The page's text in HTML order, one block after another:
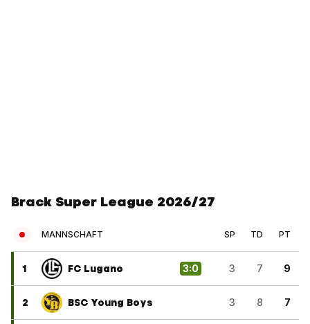
Brack Super League 2026/27
MANNSCHAFT SP TD PT
1 FC Lugano 3:0 3 7 9
2 BSC Young Boys 3 8 7